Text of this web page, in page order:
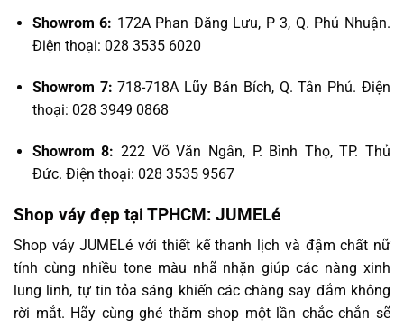
Showrom 6: 172A Phan Đăng Lưu, P 3, Q. Phú Nhuận.
Điện thoại: 028 3535 6020
Showrom 7: 718-718A Lũy Bán Bích, Q. Tân Phú. Điện
thoại: 028 3949 0868
Showrom 8: 222 Võ Văn Ngân, P. Bình Thọ, TP. Thủ
Đức. Điện thoại: 028 3535 9567
Shop váy đẹp tại TPHCM: JUMELé
Shop váy JUMELé với thiết kế thanh lịch và đậm chất nữ
tính cùng nhiều tone màu nhã nhặn giúp các nàng xinh
lung linh, tự tin tỏa sáng khiến các chàng say đắm không
rời mắt. Hãy cùng ghé thăm shop một lần chắc chắn sẽ